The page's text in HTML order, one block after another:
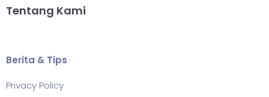
Tentang Kami
Berita & Tips
Privacy Policy